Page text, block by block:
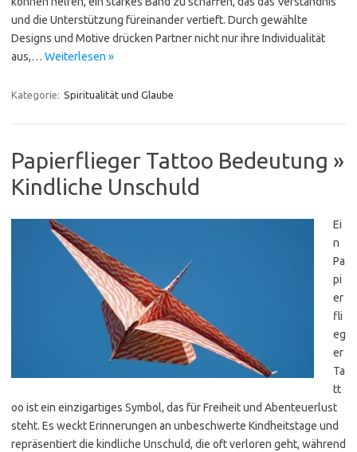
und die Unterstützung füreinander vertieft. Durch gewählte
Designs und Motive drücken Partner nicht nur ihre Individualität
aus,… Weiterlesen »
Kategorie: Spiritualität und Glaube
Papierflieger Tattoo Bedeutung »
Kindliche Unschuld
Ei
n
Pa
pi
er
fli
eg
er
Ta
tt
oo ist ein einzigartiges Symbol, das für Freiheit und Abenteuerlust
steht. Es weckt Erinnerungen an unbeschwerte Kindheitstage und
repräsentiert die kindliche Unschuld, die oft verloren geht, während